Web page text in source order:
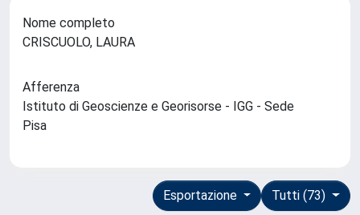
Nome completo
CRISCUOLO, LAURA
Afferenza
Istituto di Geoscienze e Georisorse - IGG - Sede
Pisa
Tutti (73)
Esportazione